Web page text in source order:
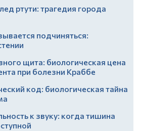
ртути: трагедия города
подчиняться:
щита: биологическая цена
при болезни Краббе
код: биологическая тайна
к звуку: когда тишина